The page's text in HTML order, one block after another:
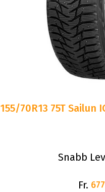
155/70R13 75T Sailun
Snabb
Fr.